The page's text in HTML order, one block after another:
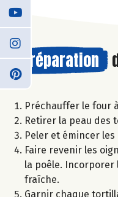
Préparation
Préchauffer le four
Retirer la peau des
Peler et émincer
Faire revenir les
la poêle. Incorporer
fraîche.
Garnir chaque